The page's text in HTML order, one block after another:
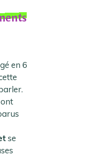
en 6
se